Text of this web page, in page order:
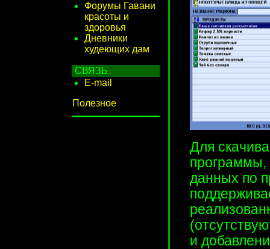
Форумы Гавани
красоты и
здоровья
Дневники
худеющих дам
СВЯЗЬ
E-mail
Полезное
Для
программы,
данных по
и